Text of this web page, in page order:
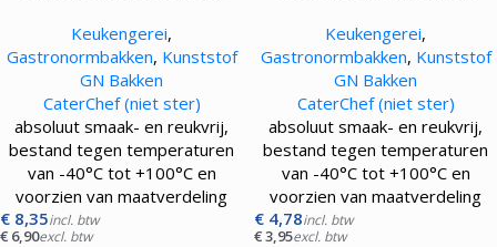
transparant
Keukengerei,
Gastronormbakken, Kunststof
GN Bakken
CaterChef (niet ster)
absoluut smaak- en reukvrij,
bestand tegen temperaturen
van -40°C tot +100°C en
voorzien van maatverdeling
€ 8,35incl. btw
€ 6,90excl. btw
transparant
Keukengerei,
Gastronormbakken, Kunststof
GN Bakken
CaterChef (niet ster)
absoluut smaak- en reukvrij,
bestand tegen temperaturen
van -40°C tot +100°C en
voorzien van maatverdeling
€ 4,78incl. btw
€3,95excl. btw